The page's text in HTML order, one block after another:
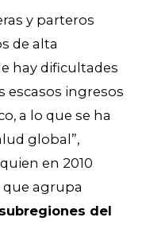
y parteros
de alta
hay dificultades
escasos ingresos
a lo que se ha
global”,
en 2010
que agrupa
del